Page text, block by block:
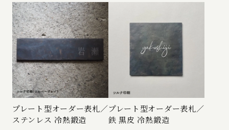
プレート型オーダー表札／
ステンレス 冷熱鍛造
プレート型オーダー表札／
鉄 黒皮 冷熱鍛造